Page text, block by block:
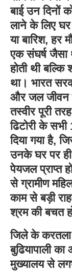
बाई उन दिनों
लाने के लिए घर
या बारिश, हर
एक संघर्ष जैसा
होती थी
था। भारत
और जल जीवन
तस्वीर पूरी
ढिटोरी के
दिया गया है,
उनके घर पर
पेयजल प्राप्त
से ग्रामीण
काम से बड़ी
श्रम की बचत
जिले के करतला
बुढियापाली का
मुख्यालय से